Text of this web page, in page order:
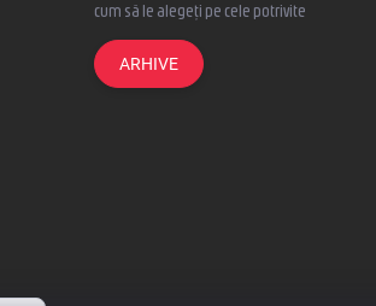
cum să le alegeți pe cele potrivite
ARHIVE